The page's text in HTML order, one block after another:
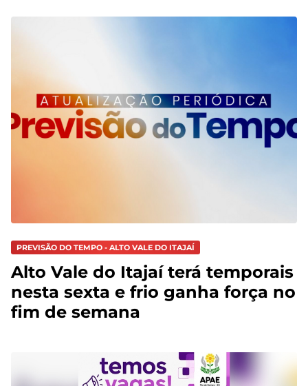
PREVISÃO DO TEMPO - ALTO VALE DO ITAJAÍ
Alto Vale do Itajaí terá temporais
nesta sexta e frio ganha força no
fim de semana